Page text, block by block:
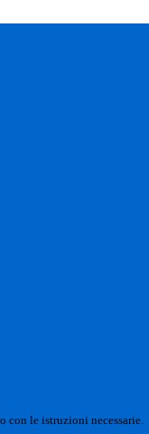
con le istruzioni necessarie.